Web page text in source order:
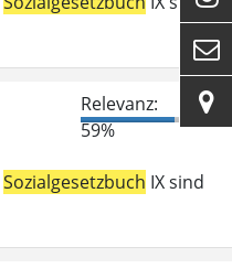
Relevanz:
59%
Sozialgesetzbuch IX sind

